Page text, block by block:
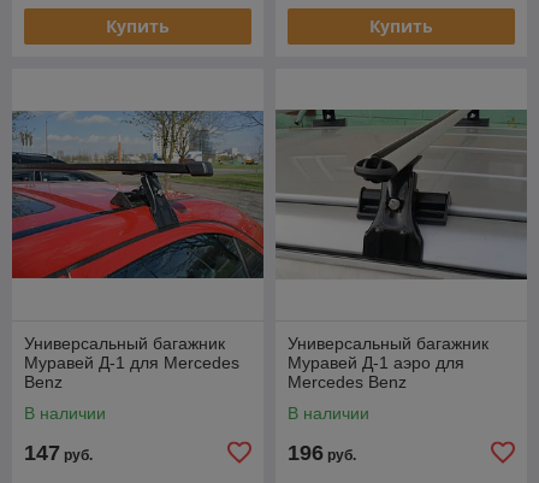
Купить Купить
Универсальный багажник
Муравей Д-1 для Mercedes
Benz
В наличии
147 руб.
Универсальный багажник
Муравей Д-1 аэро для
Mercedes Benz
В наличии
196 руб.